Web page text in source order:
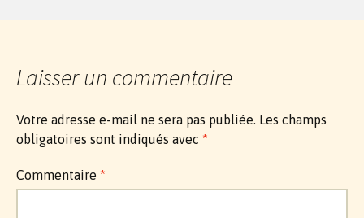
Laisser un commentaire
Votre adresse e-mail ne sera pas publiée. Les champs
obligatoires sont indiqués avec *
Commentaire *